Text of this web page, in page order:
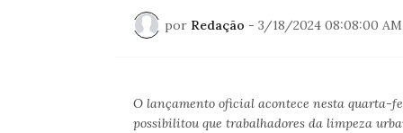
por Redação - 3/18/2024 08:08:00 AM
O lançamento oficial acontece nesta
possibilitou que trabalhadores da limpeza